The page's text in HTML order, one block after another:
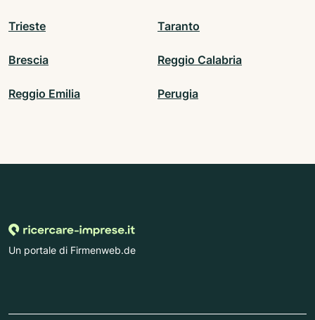
Trieste Taranto
Brescia Reggio Calabria
Reggio Emilia Perugia
Un portale di Firmenweb.de